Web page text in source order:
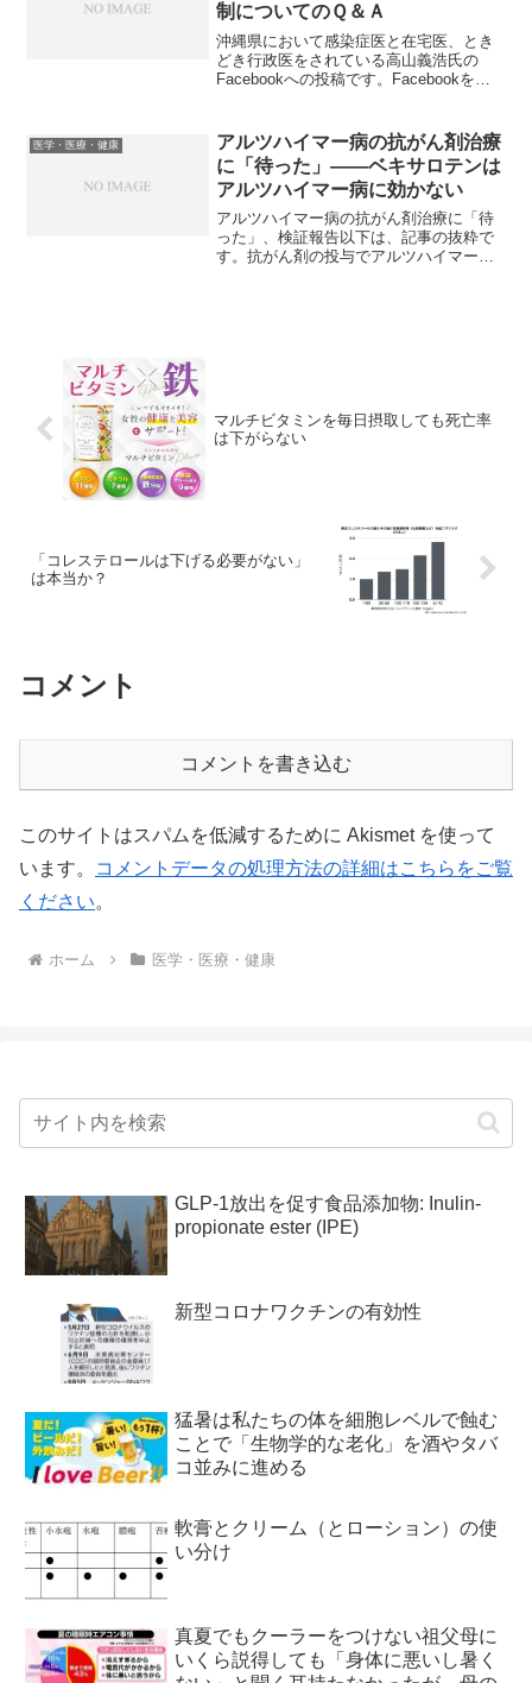
制についてのＱ＆Ａ
沖縄県において感染症医と在宅医、とき
どき行政医をされている高山義浩氏の
Facebookへの投稿です。Facebookをさ
しません。お役に立ちそうでしたら、ど
うぞ自由に...
医学・医療・健康
アルツハイマー病の抗がん剤治療
に「待った」――ベキサロテンは
アルツハイマー病に効かない
アルツハイマー病の抗がん剤治療に「待
った」、検証報告以下は、記事の抜粋で
す。抗がん剤の投与でアルツハイマー病
マルチビタミンを毎日摂取しても死亡率
は下がらない
「コレステロールは下げる必要がない」
は本当か？
コメント
コメントを書き込む
このサイトはスパムを低減するために Akismet を使って
います。
コメントデータの処理方法の詳細はこちらをご覧
ください。
ホーム 医学・医療・健康
GLP-1放出を促す食品添加物: Inulin-
propionate ester (IPE)
新型コロナワクチンの有効性
猛暑は私たちの体を細胞レベルで蝕む
ことで「生物学的な老化」を酒やタバ
コ並みに進める
軟膏とクリーム（とローション）の使
い分け
真夏でもクーラーをつけない祖父母に
いくら説得しても「身体に悪いし暑く